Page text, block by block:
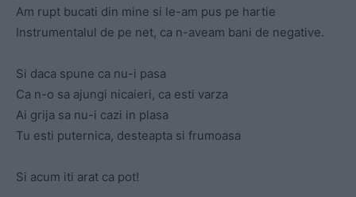
Am rupt bucati din mine si le-am pus pe hartie
Instrumentalul de pe net, ca n-aveam bani de negative.
Si daca spune ca nu-i pasa
Ca n-o sa ajungi nicaieri, ca esti varza
Ai grija sa nu-i cazi in plasa
Tu esti puternica, desteapta si frumoasa
Si acum iti arat ca pot!